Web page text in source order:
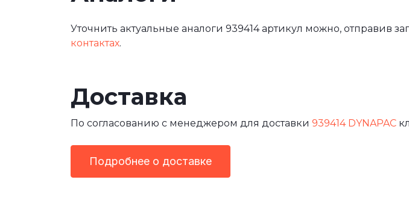
Уточнить актуальные аналоги 939414 артикул можно, отправив
контактах.
Доставка
По согласованию с менеджером для доставки 939414 DYNAPAC
Подробнее о доставке